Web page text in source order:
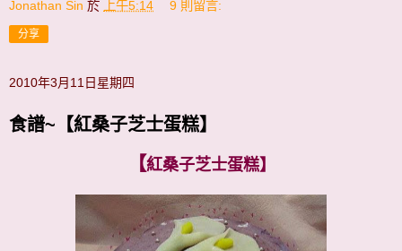
Jonathan Sin 於 上午5:14 9 則留言:
分享
2010年3月11日星期四
食譜~【紅桑子芝士蛋糕】
【紅桑子芝士蛋糕】